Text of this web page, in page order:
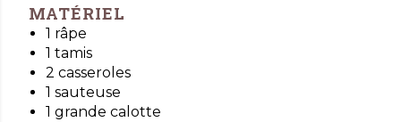
MATÉRIEL
1 râpe
1 tamis
2 casseroles
1 sauteuse
1 grande calotte